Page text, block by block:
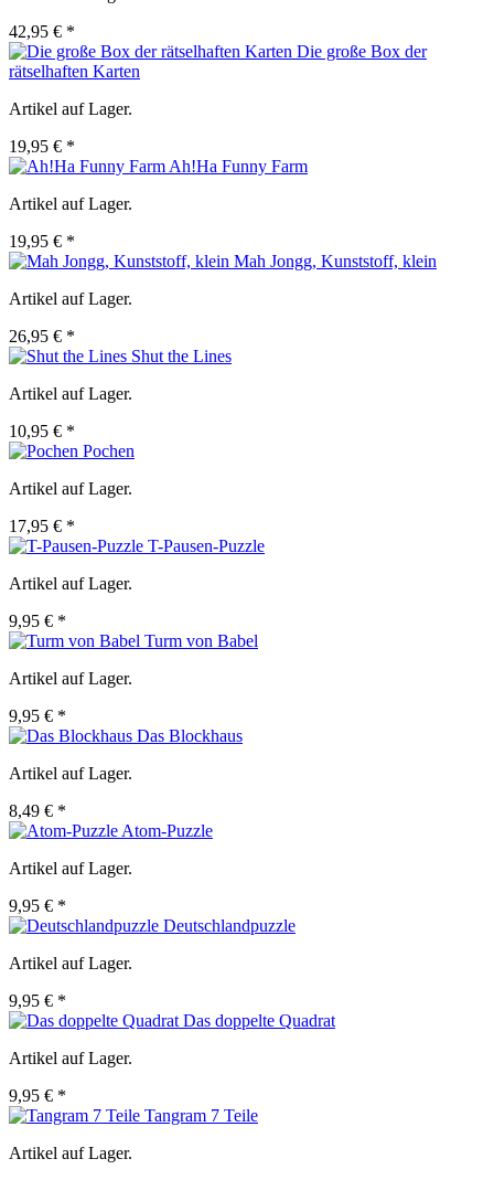
42,95 € *
Die große Box der
rätselhaften Karten
Artikel auf Lager.
19,95 € *
Ah!Ha Funny Farm
Artikel auf Lager.
19,95 € *
Mah Jongg, Kunststoff, klein
Artikel auf Lager.
26,95 € *
Shut the Lines
Artikel auf Lager.
10,95 € *
Pochen
Artikel auf Lager.
17,95 € *
T-Pausen-Puzzle
Artikel auf Lager.
9,95 € *
Turm von Babel
Artikel auf Lager.
9,95 € *
Das Blockhaus
Artikel auf Lager.
8,49 € *
Atom-Puzzle
Artikel auf Lager.
9,95 € *
Deutschlandpuzzle
Artikel auf Lager.
9,95 € *
Das doppelte Quadrat
Artikel auf Lager.
9,95 € *
Tangram 7 Teile
Artikel auf Lager.